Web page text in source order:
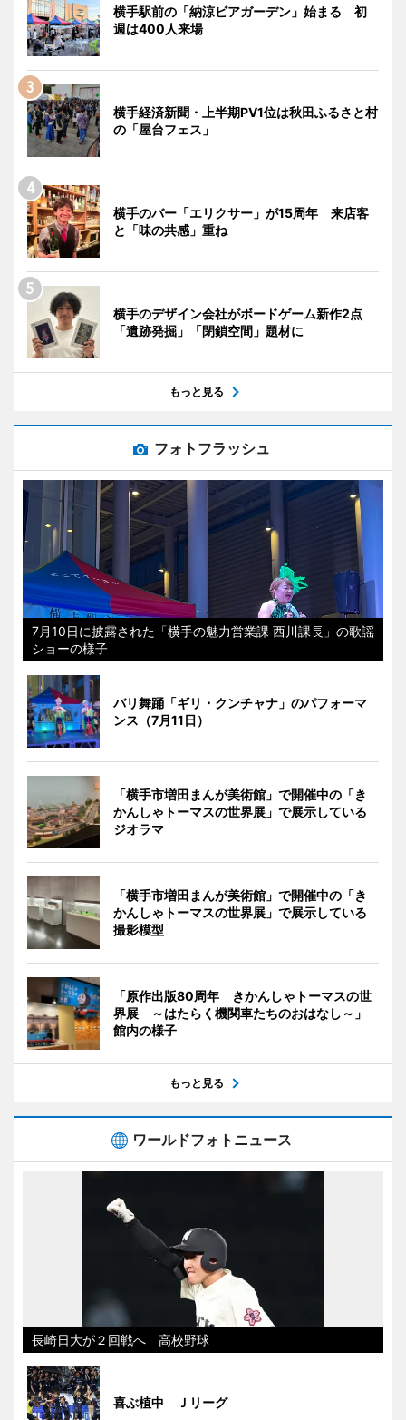
横手駅前の「納涼ビアガーデン」始まる 初
週は400人来場
横手経済新聞・上半期PV1位は秋田ふるさと村
の「屋台フェス」
横手のバー「エリクサー」が15周年 来店客
と「味の共感」重ね
横手のデザイン会社がボードゲーム新作2点
「遺跡発掘」「閉鎖空間」題材に
もっと見る
フォトフラッシュ
7月10日に披露された「横手の魅力営業課 西川課長」の歌謡
ショーの様子
バリ舞踊「ギリ・クンチャナ」のパフォーマ
ンス（7月11日）
「横手市増田まんが美術館」で開催中の「き
かんしゃトーマスの世界展」で展示している
ジオラマ
「横手市増田まんが美術館」で開催中の「き
かんしゃトーマスの世界展」で展示している
撮影模型
「原作出版80周年 きかんしゃトーマスの世
界展 ～はたらく機関車たちのおはなし～」
館内の様子
もっと見る
ワールドフォトニュース
長崎日大が２回戦へ 高校野球
喜ぶ植中 Ｊリーグ